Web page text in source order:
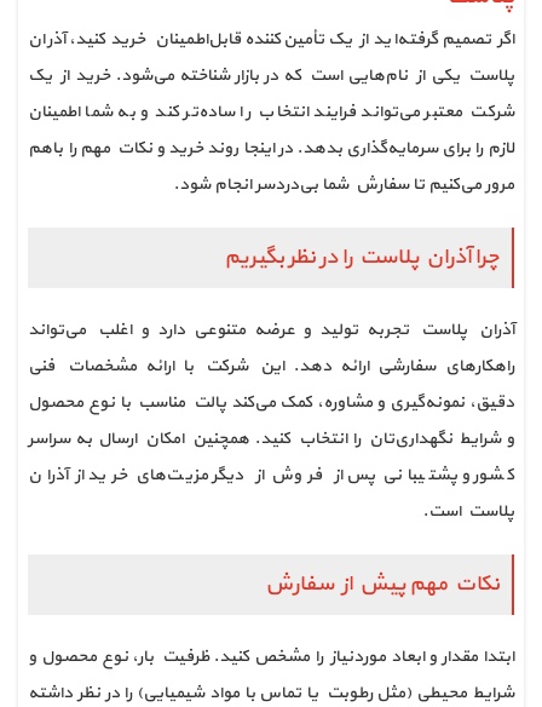
اگر تصمیم گرفته‌اید از یک تأمین‌کننده قابل‌اطمینان خرید کنید، آذران
پلاست یکی از نام‌هایی است که در بازار شناخته می‌شود. خرید از یک
شرکت معتبر می‌تواند فرایند انتخاب را ساده‌تر کند و به شما اطمینان
لازم را برای سرمایه‌گذاری بدهد. در اینجا روند خرید و نکات مهم را باهم
مرور می‌کنیم تا سفارش شما بی‌دردسر انجام شود.
چرا آذران پلاست را در نظر بگیریم
آذران پلاست تجربه تولید و عرضه متنوعی دارد و اغلب می‌تواند
راهکارهای سفارشی ارائه دهد. این شرکت با ارائه مشخصات فنی
دقیق، نمونه‌گیری و مشاوره، کمک می‌کند پالت مناسب با نوع محصول
و شرایط نگهداری‌تان را انتخاب کنید. همچنین امکان ارسال به سراسر
کشور و پشتیبانی پس از فروش از دیگر مزیت‌های خرید از آذران
پلاست است.
نکات مهم پیش از سفارش
ابتدا مقدار و ابعاد موردنیاز را مشخص کنید. ظرفیت بار، نوع محصول و
شرایط محیطی (مثل رطوبت یا تماس با مواد شیمیایی) را در نظر داشته